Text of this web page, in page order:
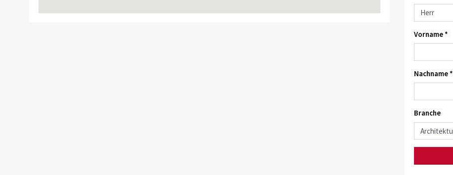
Vorname *
Nachname *
Branche